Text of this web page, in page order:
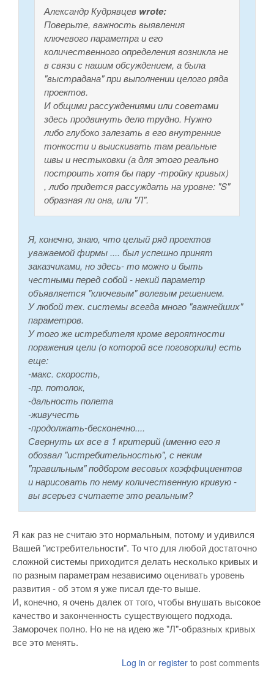
Александр Кудрявцев wrote:
Поверьте, важность выявления
ключевого параметра и его
количественного определения возникла не
в связи с нашим обсуждением, а была
"выстрадана" при выполнении целого ряда
проектов.
И общими рассуждениями или советами
здесь продвинуть дело трудно. Нужно
либо глубоко залезать в его внутренние
тонкости и выискивать там реальные
швы и нестыковки (а для этого реально
построить хотя бы пару -тройку кривых)
, либо придется рассуждать на уровне: "S"
образная ли она, или "Л".
Я, конечно, знаю, что целый ряд проектов
уважаемой фирмы .... был успешно принят
заказчиками, но здесь- то можно и быть
честными перед собой - некий параметр
объявляется "ключевым" волевым решением.
У любой тех. системы всегда много "важнейших"
параметров.
У того же истребителя кроме вероятности
поражения цели (о которой все поговорили) есть
еще:
-макс. скорость,
-пр. потолок,
-дальность полета
-живучесть
-продолжать-бесконечно....
Свернуть их все в 1 критерий (именно его я
обозвал "истребительностью", с неким
"правильным" подбором весовых коэффициентов
и нарисовать по нему количественную кривую -
вы всерьез считаете это реальным?
Я как раз не считаю это нормальным, потому и удивился
Вашей "истребительности". То что для любой достаточно
сложной системы приходится делать несколько кривых и
по разным параметрам независимо оценивать уровень
развития - об этом я уже писал где-то выше.
И, конечно, я очень далек от того, чтобы внушать высокое
качество и законченность существующего подхода.
Заморочек полно. Но не на идею же "Л"-образных кривых
все это менять.
Log in or register to post comments